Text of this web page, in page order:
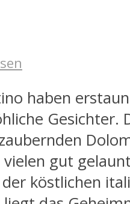
haben
Gesichter.
gut
köstlichen